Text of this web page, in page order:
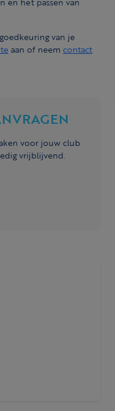
van je
aan of neem contact
voor jouw club
vrijblijvend.